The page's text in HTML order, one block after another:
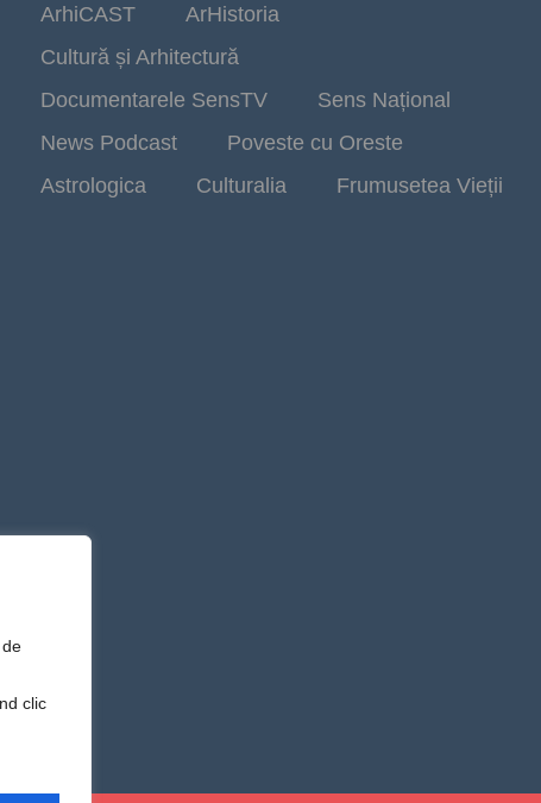
clic
ArhiCAST
ArHistoria
Cultură și Arhitectură
Documentarele SensTV
Sens Național
News Podcast
Poveste cu Oreste
Astrologica
Culturalia Frumusetea Vieții